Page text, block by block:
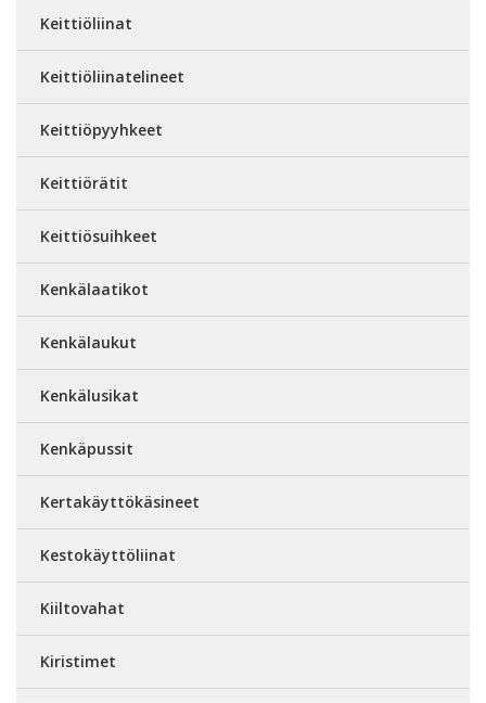
Keittiöliinat
Keittiöliinatelineet
Keittiöpyyhkeet
Keittiörätit
Keittiösuihkeet
Kenkälaatikot
Kenkälaukut
Kenkälusikat
Kenkäpussit
Kertakäyttökäsineet
Kestokäyttöliinat
Kiiltovahat
Kiristimet